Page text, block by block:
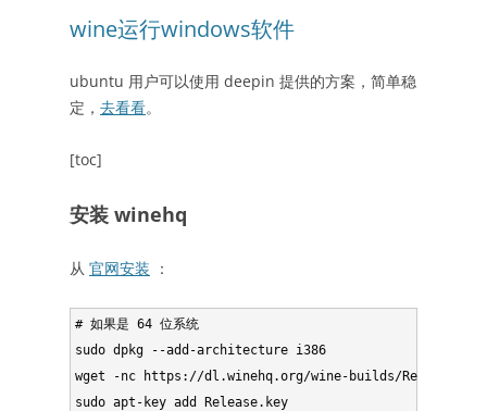
wine运行windows软件
ubuntu 用户可以使用 deepin 提供的方案，简单稳
定， 去看看。
[toc]
安装 winehq
从 官网安装 ：
# 如果是 64 位系统
sudo dpkg --add-architecture i386
wget -nc https://dl.winehq.org/wine-builds/Release.key
sudo apt-key add Release.key